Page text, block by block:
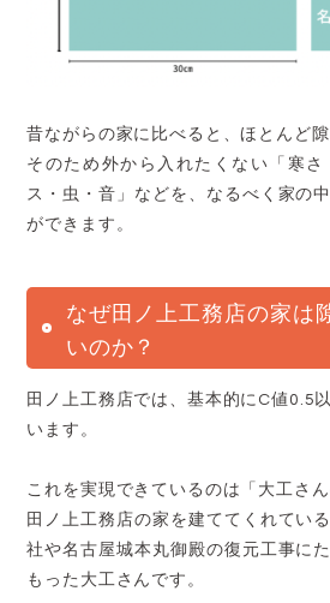
昔ながらの家に比べると、ほとんど
そのため外から入れたくない「寒
ス・虫・音」などを、なるべく家の
ができます。
なぜ田ノ上工務店の家は
いのか？
田ノ上工務店では、基本的にC値0.5
います。
これを実現できているのは 「大工さ
田ノ上工務店の家を建ててくれてい
社や名古屋城本丸御殿の復元工事に
もった大工さんです。